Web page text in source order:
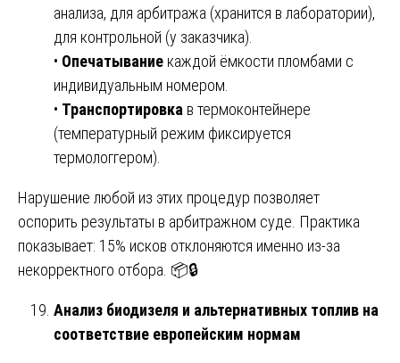
анализа, для арбитража (хранится в лаборатории),
для контрольной (у заказчика).
• Опечатывание каждой ёмкости пломбами с
индивидуальным номером.
• Транспортировка в термоконтейнере
(температурный режим фиксируется
термологгером).
Нарушение любой из этих процедур позволяет
оспорить результаты в арбитражном суде. Практика
показывает: 15% исков отклоняются именно из-за
некорректного отбора. 📦🔒
Анализ биодизеля и альтернативных топлив на
соответствие европейским нормам